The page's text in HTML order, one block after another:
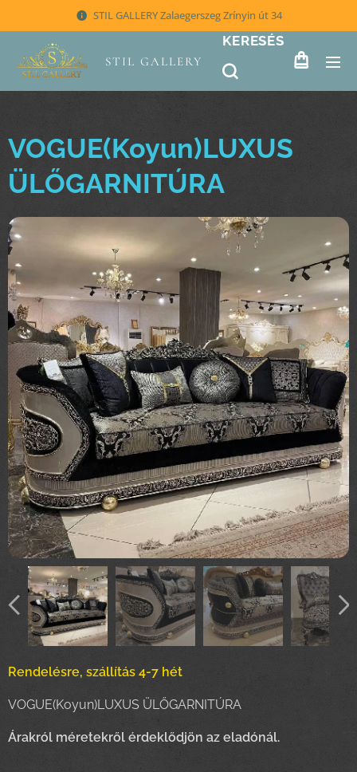
STIL GALLERY Zalaegerszeg Zrínyin út 34
STIL GALLERY
KERESÉS
VOGUE(Koyun)LUXUS
ÜLŐGARNITÚRA
Rendelésre, szállítás 4-7 hét
VOGUE(Koyun)LUXUS ÜLŐGARNITÚRA
Árakról méretekről érdeklődjön az eladónál.